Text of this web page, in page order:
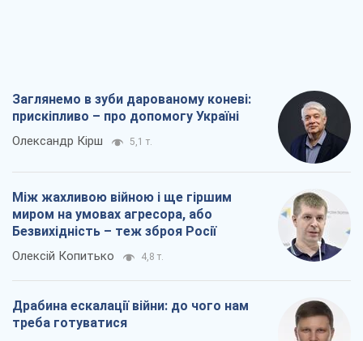
Заглянемо в зуби дарованому коневі:
прискіпливо – про допомогу Україні
Олександр Кірш 5,1 т.
Між жахливою війною і ще гіршим
миром на умовах агресора, або
Безвихідність – теж зброя Росії
Олексій Копитько 4,8 т.
Драбина ескалації війни: до чого нам
треба готуватися